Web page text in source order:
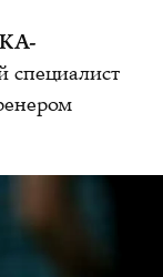
специалист